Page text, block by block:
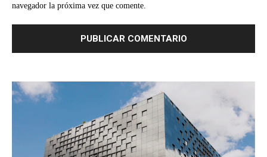
navegador la próxima vez que comente.